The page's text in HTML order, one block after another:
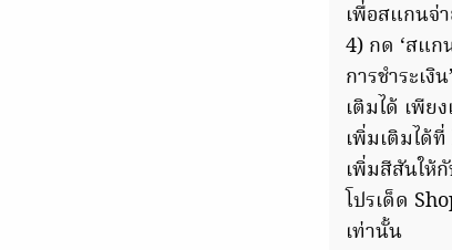
เพื่อสแกนจ่
4) กด ‘สแก
การชำระเงิ
เติมได้ เพีย
เพิ่มเติมได้
เพิ่มสีสันให้
โปรเด็ด
เท่านั้น